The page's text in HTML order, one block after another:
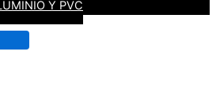
Y PVC